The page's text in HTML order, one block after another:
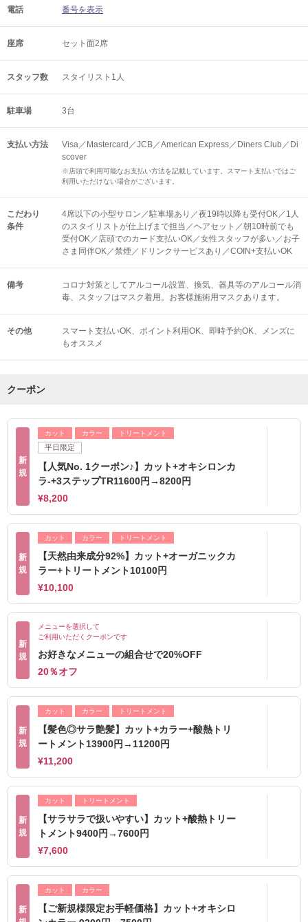
電話 番号を表示
座席 セット面2席
スタッフ数 スタイリスト1人
駐車場 3台
支払い方法
Visa／Mastercard／JCB／American Express／Diners Club／Di
scover
※店頭で利用可能なお支払い方法を記載しています。スマート支払いではご
利用いただけない場合がございます。
こだわり
条件
4席以下の小型サロン／駐車場あり／夜19時以降も受付OK／1人
のスタイリストが仕上げまで担当／ヘアセット／朝10時前でも
受付OK／店頭でのカード支払いOK／女性スタッフが多い／お子
さま同伴OK／禁煙／ドリンクサービスあり／COIN+支払いOK
備考
コロナ対策としてアルコール設置、換気、器具等のアルコール消
毒、スタッフはマスク着用。お客様施術用マスクあります。
その他 スマート支払いOK ポイント利用OK 即時予約OK
メンズに
もオススメ
クーポン
新
規
カット カラー トリートメント
平日限定
【人気No. 1クーポン♪】カット+オキシロンカ
ラ-+3ステップTR11600円→8200円
¥8,200
新
規
カット カラー トリートメント
【天然由来成分92%】カット+オーガニックカ
ラー+トリートメント10100円
¥10,100
新
規
メニューを選択して
ご利用いただくクーポンです
お好きなメニューの組合せで20%OFF
20％オフ
新
規
カット カラー トリートメント
【髪色◎サラ艶髪】カット+カラー+酸熱トリ
ートメント13900円→11200円
¥11,200
新
規
カット トリートメント
【サラサラで扱いやすい】カット+酸熱トリー
トメント9400円→7600円
¥7,600
新
カット カラー
【ご新規様限定お手軽価格】カット+オキシロ